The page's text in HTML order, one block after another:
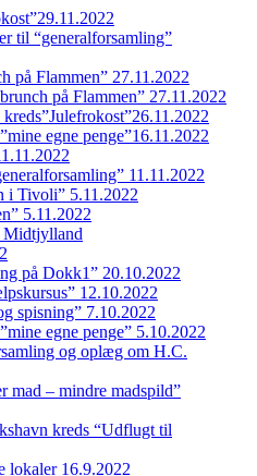
til “generalforsamling”
på Flammen” 27.11.2022
på Flammen” 27.11.2022
egne penge”16.11.2022
11.11.2022
i Tivoli” 5.11.2022
5.11.2022
Midtjylland
på Dokk1” 20.10.2022
12.10.2022
spisning” 7.10.2022
egne penge” 5.10.2022
og oplæg om H.C.
mad – mindre madspild”
kreds “Udflugt til
lokaler 16.9.2022